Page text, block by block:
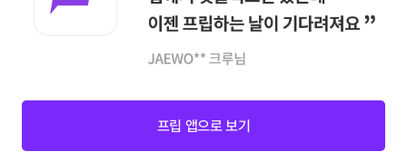
프립 앱으로 보기
·프립 진행 가능 시간 : 상시 예약 가능
※ 정확한 일정 협의는 Q&A 게시판 또는 구매 후 문자로 발송되는 호스트 연
락처로 문의해주세요.
이용약관
앱 다운로드